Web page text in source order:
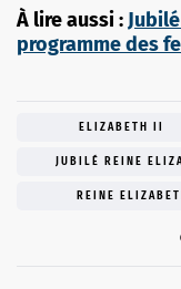
À lire aussi :
programme des
ELIZABETH II
JUBILÉ REINE
REINE